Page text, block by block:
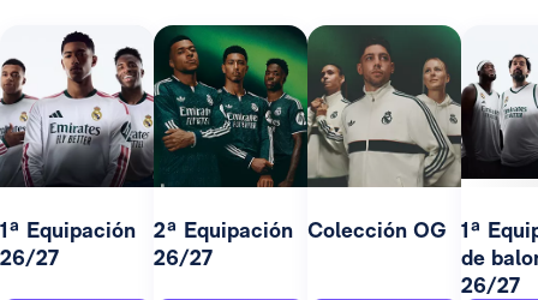
1ª Equipación
26/27
2ª Equipación
26/27
Colección OG
1ª
de
26/27